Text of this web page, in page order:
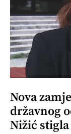
Nova
državnog
Nižić stigla